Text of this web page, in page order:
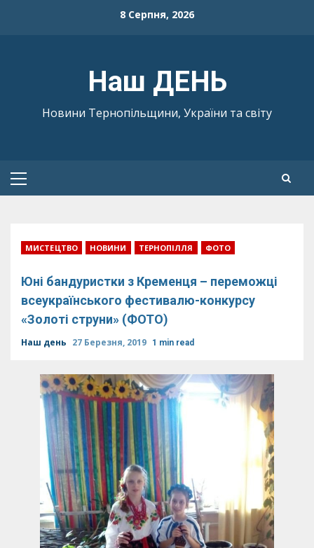
8 Серпня, 2026
Наш ДЕНЬ
Новини Тернопільщини, України та світу
Primary
МИСТЕЦТВО НОВИНИ ТЕРНОПІЛЛЯ ФОТО
Юні бандуристки з Кременця – переможці
всеукраїнського фестивалю-конкурсу
«Золоті струни» (ФОТО)
Наш день 27 Березня, 2019 1 min read